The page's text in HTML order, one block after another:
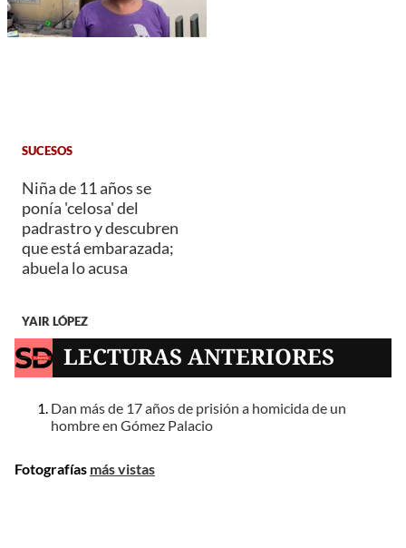
SUCESOS
Niña de 11 años se
ponía 'celosa' del
padrastro y descubren
que está embarazada;
abuela lo acusa
YAIR LÓPEZ
LECTURAS ANTERIORES
Dan más de 17 años de prisión a homicida de un
hombre en Gómez Palacio
Fotografías más vistas